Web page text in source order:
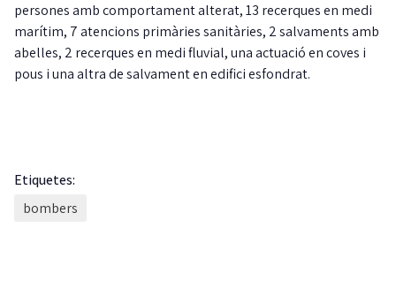
persones amb comportament alterat, 13 recerques en medi
marítim, 7 atencions primàries sanitàries, 2 salvaments amb
abelles, 2 recerques en medi fluvial, una actuació en coves i
pous i una altra de salvament en edifici esfondrat.
Etiquetes:
bombers